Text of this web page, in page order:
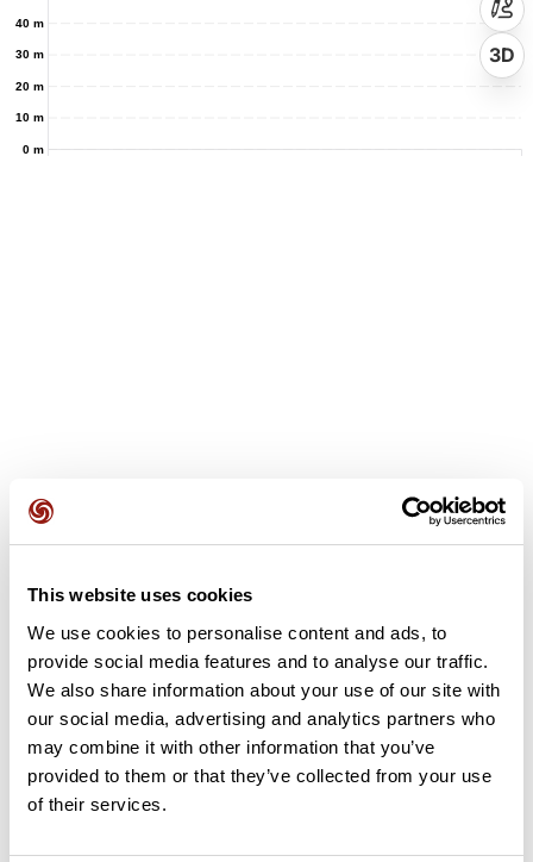
This website uses cookies
We use cookies to personalise content and ads, to
provide social media features and to analyse our traffic.
We also share information about your use of our site with
our social media, advertising and analytics partners who
may combine it with other information that you’ve
provided to them or that they’ve collected from your use
of their services.
0 m
10 m
20 m
30 m
40 m
3D
Ajouter un avis
Découvrez ce parcours de vélo de 51,8 km à proximité de Liffré.